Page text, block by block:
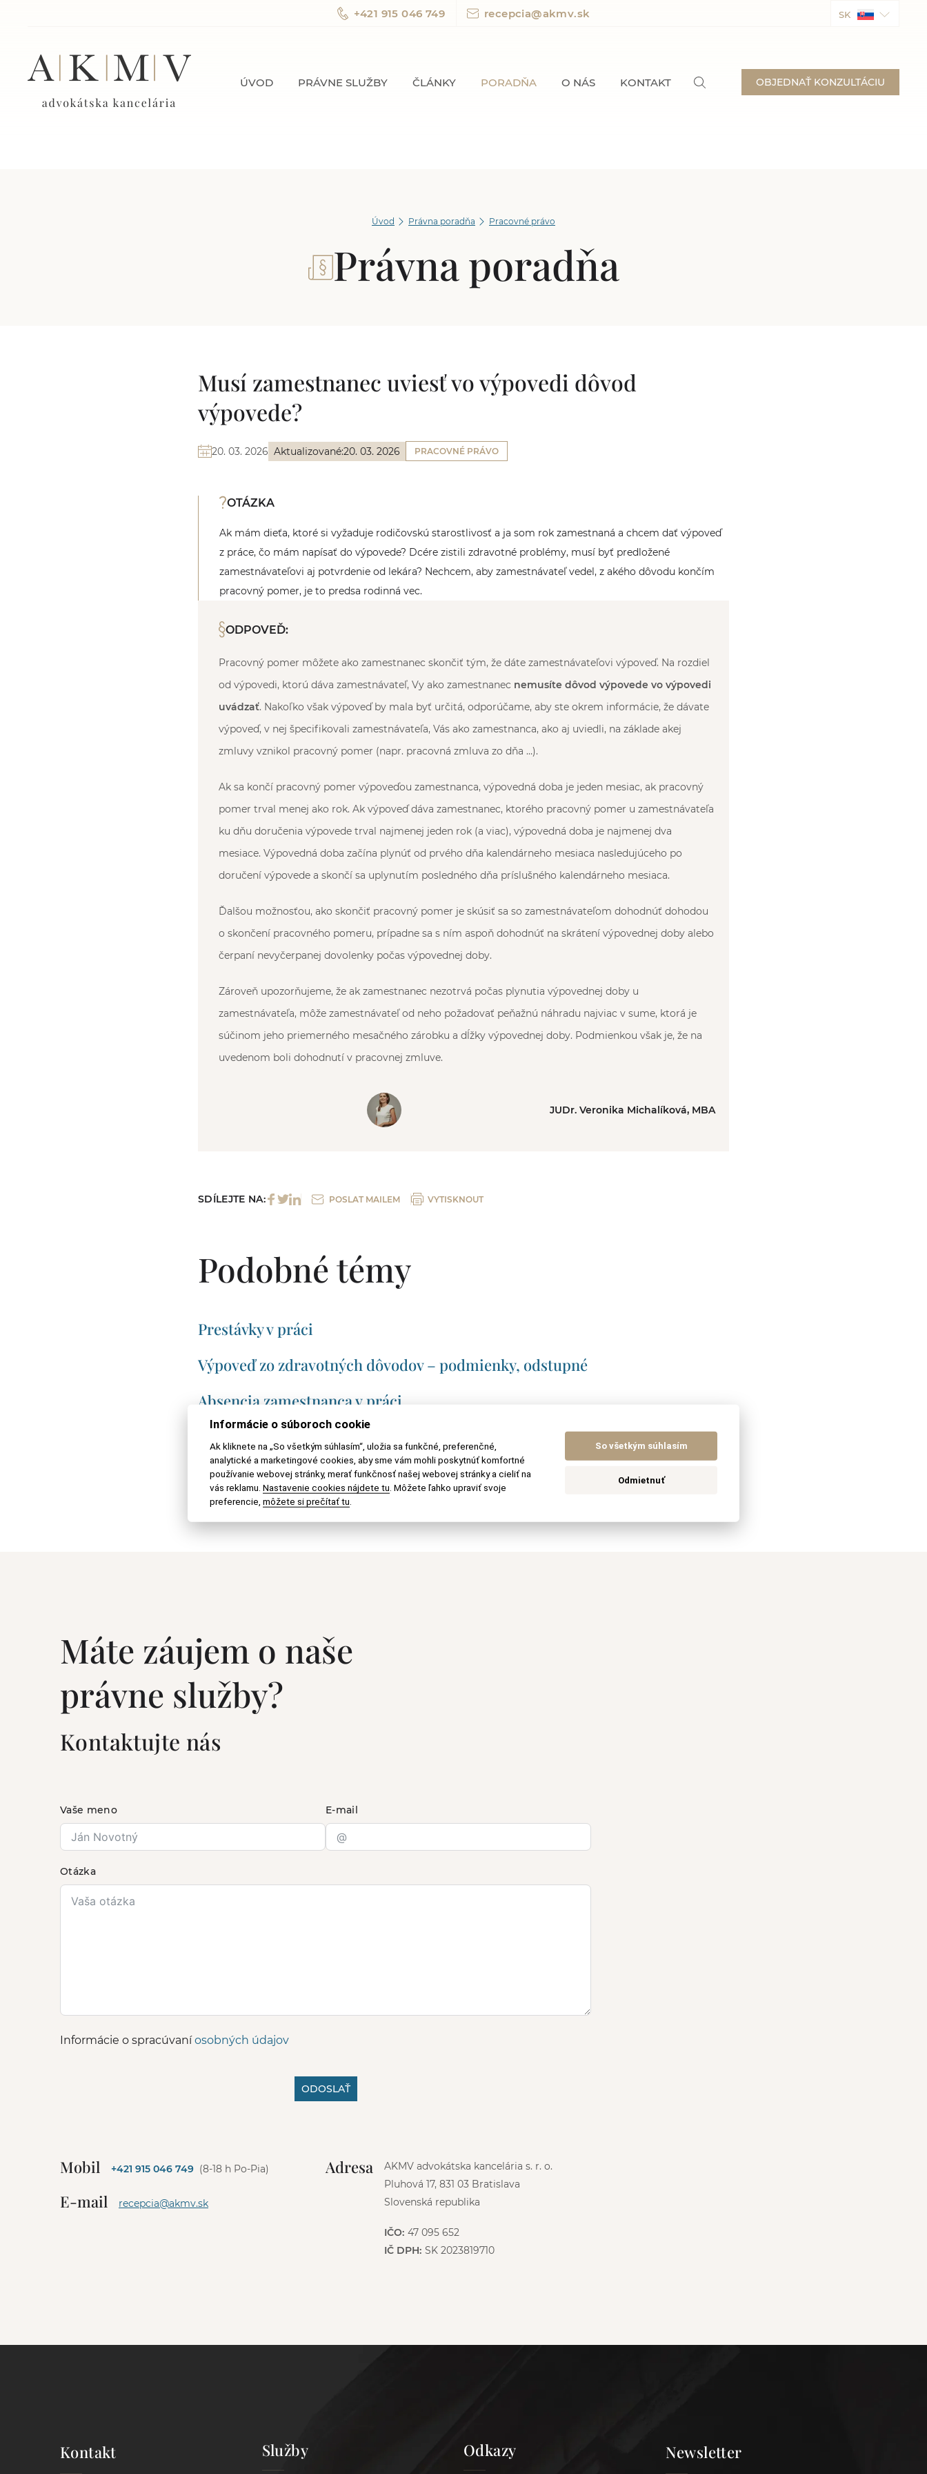
+421 915 046 749 recepcia@akmv.sk SK
ÚVOD PRÁVNE SLUŽBY ČLÁNKY PORADŇA O NÁS KONTAKT OBJEDNAŤ KONZULTÁCIU
Úvod Právna poradňa Pracovné právo
Právna poradňa
Musí zamestnanec uviesť vo výpovedi dôvod
výpovede?
20. 03. 2026 Aktualizované:20. 03. 2026 PRACOVNÉ PRÁVO
OTÁZKA
Ak mám dieťa, ktoré si vyžaduje rodičovskú starostlivosť a ja som rok zamestnaná a chcem dať výpoveď
z práce, čo mám napísať do výpovede? Dcére zistili zdravotné problémy, musí byť predložené
zamestnávateľovi aj potvrdenie od lekára? Nechcem, aby zamestnávateľ vedel, z akého dôvodu končím
pracovný pomer, je to predsa rodinná vec.
ODPOVEĎ:
Pracovný pomer môžete ako zamestnanec skončiť tým, že dáte zamestnávateľovi výpoveď. Na rozdiel
od výpovedi, ktorú dáva zamestnávateľ, Vy ako zamestnanec nemusíte dôvod výpovede vo výpovedi
uvádzať. Nakoľko však výpoveď by mala byť určitá, odporúčame, aby ste okrem informácie, že dávate
výpoveď, v nej špecifikovali zamestnávateľa, Vás ako zamestnanca, ako aj uviedli, na základe akej
zmluvy vznikol pracovný pomer (napr. pracovná zmluva zo dňa …).
Ak sa končí pracovný pomer výpoveďou zamestnanca, výpovedná doba je jeden mesiac, ak pracovný
pomer trval menej ako rok. Ak výpoveď dáva zamestnanec, ktorého pracovný pomer u zamestnávateľa
ku dňu doručenia výpovede trval najmenej jeden rok (a viac), výpovedná doba je najmenej dva
mesiace. Výpovedná doba začína plynúť od prvého dňa kalendárneho mesiaca nasledujúceho po
doručení výpovede a skončí sa uplynutím posledného dňa príslušného kalendárneho mesiaca.
Ďalšou možnosťou, ako skončiť pracovný pomer je skúsiť sa so zamestnávateľom dohodnúť dohodou
o skončení pracovného pomeru, prípadne sa s ním aspoň dohodnúť na skrátení výpovednej doby alebo
čerpaní nevyčerpanej dovolenky počas výpovednej doby.
Zároveň upozorňujeme, že ak zamestnanec nezotrvá počas plynutia výpovednej doby u
zamestnávateľa, môže zamestnávateľ od neho požadovať peňažnú náhradu najviac v sume, ktorá je
súčinom jeho priemerného mesačného zárobku a dĺžky výpovednej doby. Podmienkou však je, že na
uvedenom boli dohodnutí v pracovnej zmluve.
JUDr. Veronika Michalíková, MBA
SDÍLEJTE NA: POSLAT MAILEM VYTISKNOUT
Podobné témy
Prestávky v práci
Výpoveď zo zdravotných dôvodov – podmienky, odstupné
Absencia zamestnanca v práci
Nárok na odchodné pri skončení pracovného pomeru
Máte záujem o naše
právne služby?
Kontaktujte nás
Vaše meno E-mail
Otázka
Informácie o spracúvaníosobných údajov
ODOSLAŤ
e
r
a
Mobil +421 915 046 749 (8-18 h Po-Pia)
E-mail recepcia@akmv.sk
Adresa
AKMV advokátska kancelária s. r. o.
Pluhová 17, 831 03 Bratislava
Slovenská republika
IČO: 47 095 652
IČ DPH: SK 2023819710
Kontakt Služby Odkazy Newsletter
Informácie o súboroch cookie
Ak kliknete na „So všetkým súhlasím“, uložia sa funkčné, preferenčné,
analytické a marketingové cookies, aby sme vám mohli poskytnúť komfortné
používanie webovej stránky, merať funkčnosť našej webovej stránky a cieliť na
vás reklamu. Nastavenie cookies nájdete tu . Môžete ľahko upraviť svoje
preferencie, môžete si prečítať tu
So všetkým súhlasím
Odmietnuť